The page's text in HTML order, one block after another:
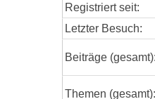
Registriert seit:
Letzter Besuch:
Beiträge (gesamt):
Themen (gesamt):